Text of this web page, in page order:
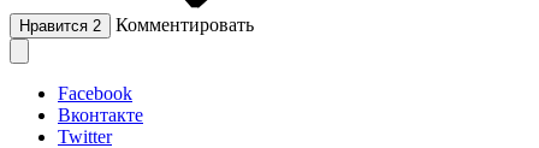
Нравится 2 Комментировать
Facebook
Вконтакте
Twitter